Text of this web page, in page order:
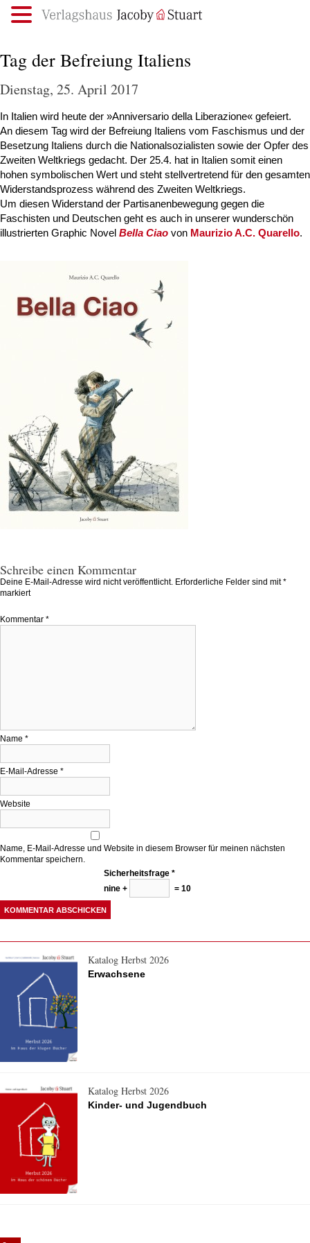
Tag der Befreiung Italiens
Dienstag, 25. April 2017
In Italien wird heute der »Anniversario della Liberazione« gefeiert.
An diesem Tag wird der Befreiung Italiens vom Faschismus und der
Besetzung Italiens durch die Nationalsozialisten sowie der Opfer des
Zweiten Weltkriegs gedacht. Der 25.4. hat in Italien somit einen
hohen symbolischen Wert und steht stellvertretend für den gesamten
Widerstandsprozess während des Zweiten Weltkriegs.
Um diesen Widerstand der Partisanenbewegung gegen die
Faschisten und Deutschen geht es auch in unserer wunderschön
illustrierten Graphic Novel Bella Ciao von Maurizio A.C. Quarello.
Schreibe einen Kommentar
Deine E-Mail-Adresse wird nicht veröffentlicht. Erforderliche Felder sind mit*
markiert
Kommentar *
Name *
E-Mail-Adresse *
Website
Name, E-Mail-Adresse und Website in diesem Browser für meinen nächsten
Kommentar speichern.
Sicherheitsfrage *
nine +
= 10
Katalog Herbst 2026
Erwachsene
Katalog Herbst 2026
Kinder- und Jugendbuch